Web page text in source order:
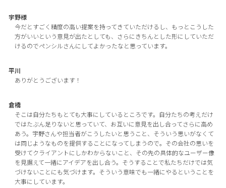
宇野様
今だとすごく精度の高い提案を持ってきていただけるし、もっとこうした
方がいいという意見が出たとしても、さらにきちんとした形にしていただ
けるのでペンシルさんにしてよかったなと思っています。
平川
ありがとうございます！
倉橋
そこは自分たちもとても大事にしているところです。自分たちの考えだけ
ではたぶん足りないと思っていて、お互いに意見を出し合ってさらに高め
あう。宇野さんや担当者がこうしたいと思うこと、そういう思いがなくて
は同じようなものを提供することになってしまうので。その会社の思いを
受けてクライアントにしかわからないこと、その先の具体的なユーザー像
を見据えて一緒にアイデアを出し合う。そうすることで私たちだけでは気
づけないことにも気づけます。そういう意味でも一緒にやるということを
大事にしています。